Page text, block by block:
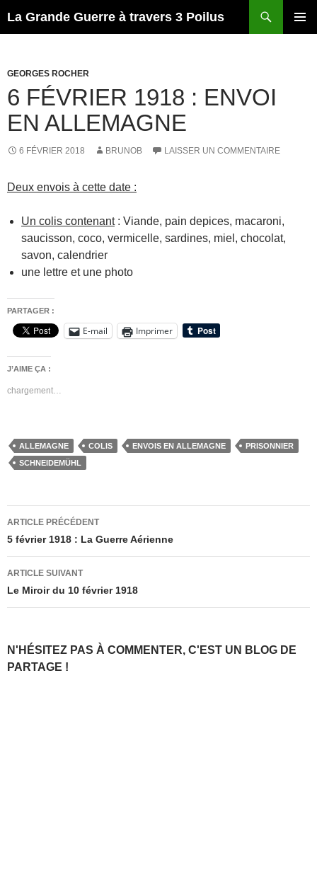
La Grande Guerre à travers 3 Poilus
GEORGES ROCHER
6 FÉVRIER 1918 : ENVOI
EN ALLEMAGNE
6 FÉVRIER 2018 BRUNOB LAISSER UN COMMENTAIRE
Deux envois à cette date :
Un colis contenant: Viande, pain depices, macaroni,
saucisson, coco, vermicelle, sardines, miel, chocolat,
savon, calendrier
une lettre et une photo
PARTAGER :
E-mail Imprimer
J’AIME ÇA :
chargement…
ALLEMAGNE COLIS ENVOIS EN ALLEMAGNE
PRISONNIER
SCHNEIDEMÜHL
Navigation
des
articles
ARTICLE PRÉCÉDENT
5 février 1918 : La Guerre Aérienne
ARTICLE SUIVANT
Le Miroir du 10 février 1918
N'HÉSITEZ PAS À COMMENTER, C'EST UN BLOG DE
PARTAGE !